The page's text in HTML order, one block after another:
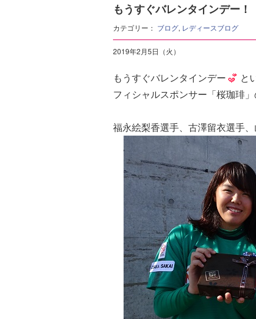
もうすぐバレンタインデー！
カテゴリー： ブログ, レディースブログ
2019年2月5日（火）
もうすぐバレンタインデー
と
フィシャルスポンサー「桜珈琲
福永絵梨香選手、古澤留衣選手